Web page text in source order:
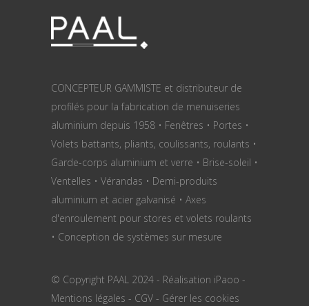
CONCEPTEUR GAMMISTE et distributeur de
profilés pour la fabrication de menuiseries
aluminium depuis 1958 • Fenêtres • Portes •
Volets battants, pliants, coulissants, roulants •
Garde-corps aluminium et verre • Brise-soleil •
Ventelles • Vérandas • Demi-produits
aluminium et acier galvanisé • Axes
d'enroulement pour stores et volets roulants
• Conception de systèmes sur mesure
© Copyright PAAL 2024 - Réalisation iPaoo -
Mentions légales - CGV - Gérer les cookies